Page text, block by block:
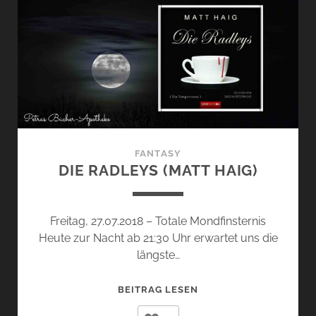
FANTASY
DIE RADLEYS (MATT HAIG)
Freitag, 27.07.2018 – Totale Mondfinsternis
Heute zur Nacht ab 21:30 Uhr erwartet uns die
längste…
BEITRAG LESEN